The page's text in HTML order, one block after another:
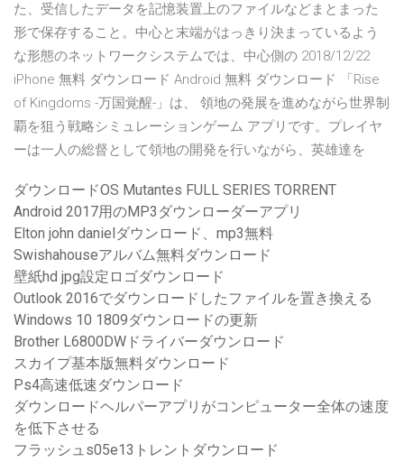
た、受信したデータを記憶装置上のファイルなどまとまった
形で保存すること。中心と末端がはっきり決まっているよう
な形態のネットワークシステムでは、中心側の 2018/12/22
iPhone 無料 ダウンロード Android 無料 ダウンロード 「Rise
of Kingdoms -万国覚醒-」は、 領地の発展を進めながら世界制
覇を狙う戦略シミュレーションゲーム アプリです。プレイヤ
ーは一人の総督として領地の開発を行いながら、英雄達を
ダウンロードOS Mutantes FULL SERIES TORRENT
Android 2017用のMP3ダウンローダーアプリ
Elton john danielダウンロード、mp3無料
Swishahouseアルバム無料ダウンロード
壁紙hd jpg設定ロゴダウンロード
Outlook 2016でダウンロードしたファイルを置き換える
Windows 10 1809ダウンロードの更新
Brother L6800DWドライバーダウンロード
スカイプ基本版無料ダウンロード
Ps4高速低速ダウンロード
ダウンロードヘルパーアプリがコンピューター全体の速度
を低下させる
フラッシュs05e13トレントダウンロード